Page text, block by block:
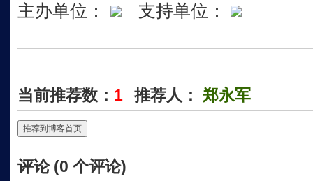
主办单位： 支持单位：
当前推荐数： 1 推荐人： 郑永军
推荐到博客首页
评论 (0 个评论)